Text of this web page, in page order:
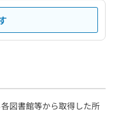
図書館等から取得した所